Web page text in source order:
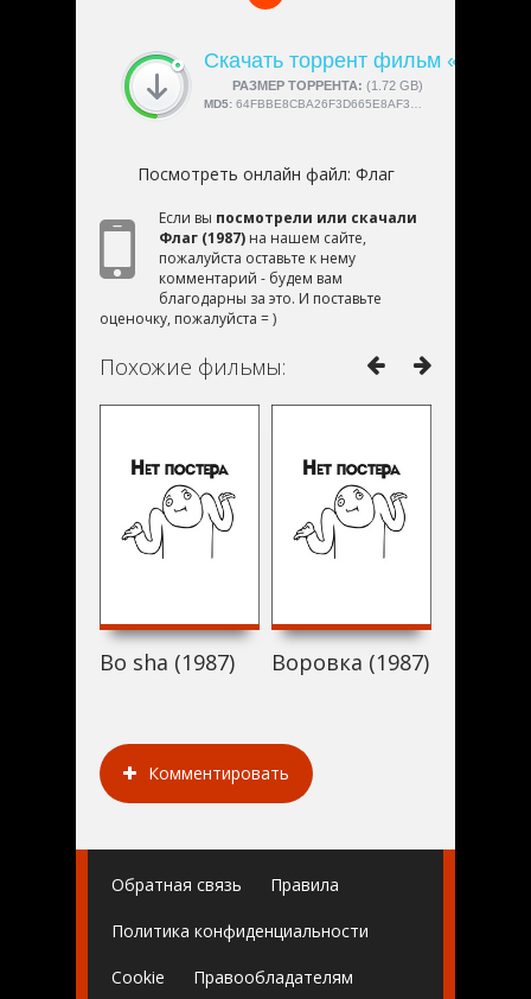
Скачать торрент фильм «Флаг»
РАЗМЕР ТОРРЕНТА: (1.72 GB)
СКАЧАЛИ:4189
MD5: 64FBBE8CBA26F3D665E8AF33AE3EAD71
Посмотреть онлайн файл: Флаг
Если вы посмотрели или скачали
Флаг (1987) на нашем сайте,
пожалуйста оставьте к нему
комментарий - будем вам
благодарны за это. И поставьте
оценочку, пожалуйста = )
Похожие фильмы:
Bo sha (1987) Воровка (1987)
Комментировать
Обратная связь Правила
Политика конфиденциальности
Cookie Правообладателям